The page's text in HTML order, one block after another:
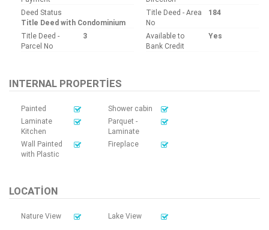
Deed Status
Title Deed with Condominium
Title Deed - Area
No
184
Title Deed -
Parcel No
3
Available to
Bank Credit
Yes
INTERNAL PROPERTIES
Painted
Shower cabin
Laminate
Kitchen
Parquet -
Laminate
Wall Painted
with Plastic
Fireplace
LOCATION
Nature View Lake View